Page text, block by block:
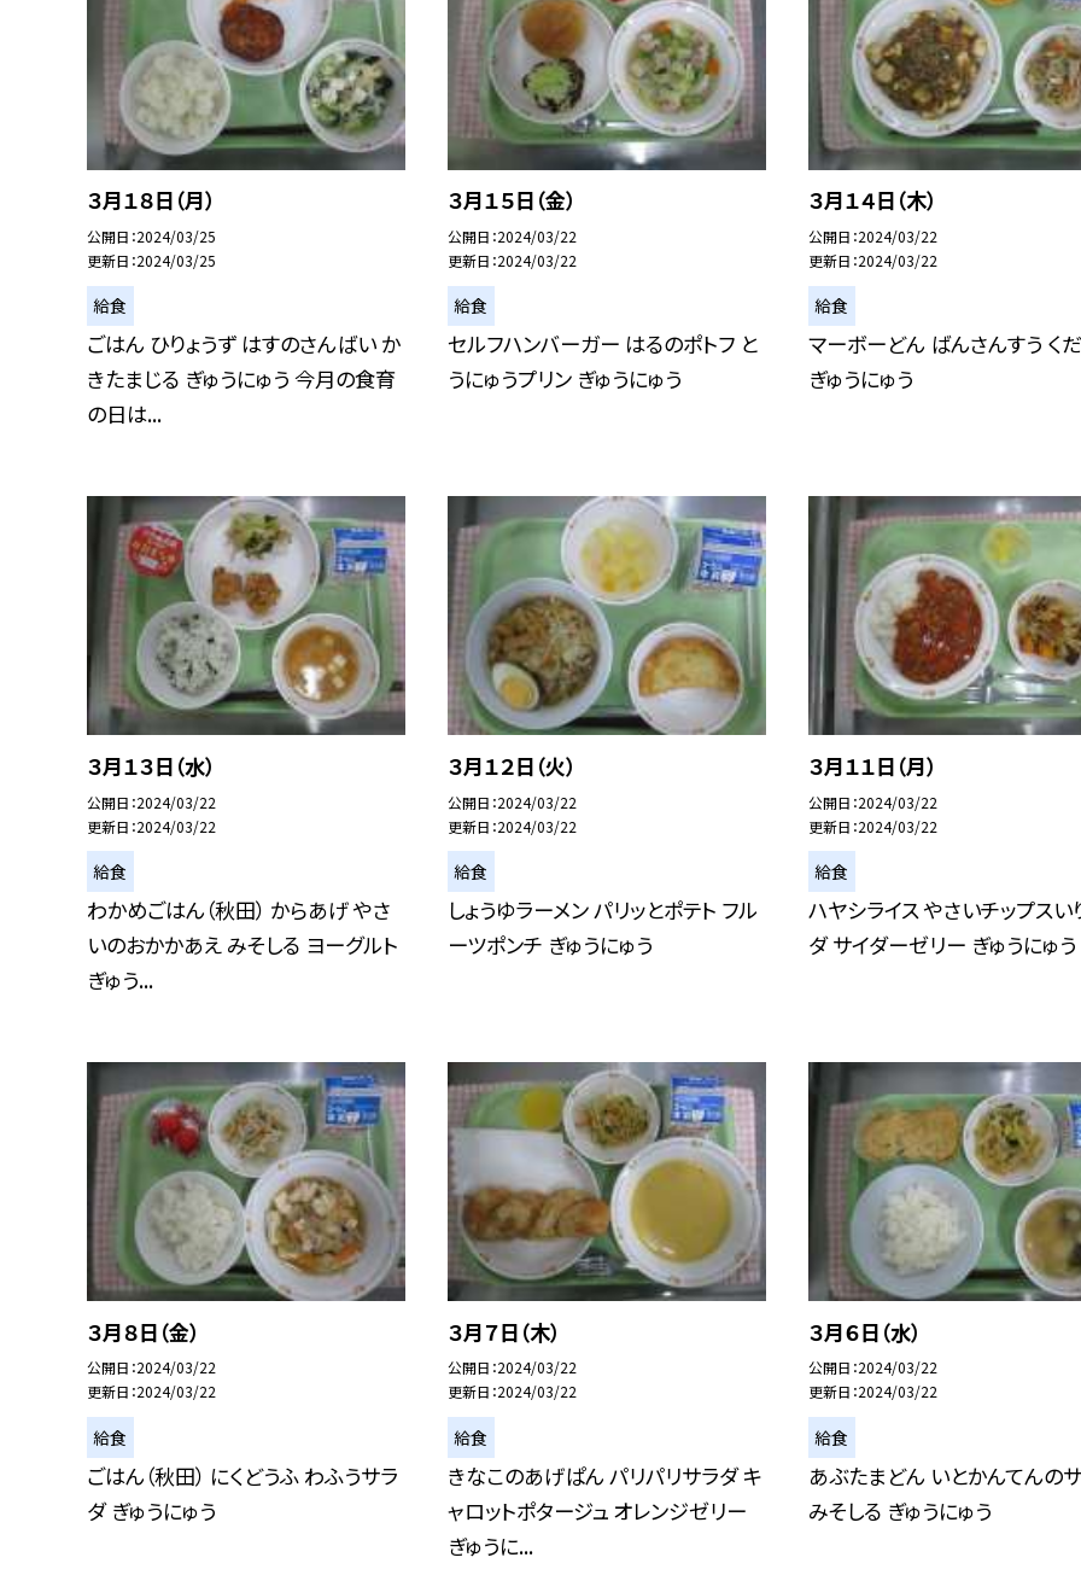
３月１８日（月）
公開日 2024/03/25
更新日 2024/03/25
給食
ごはん ひりょうず はすのさんばい か
きたまじる ぎゅうにゅう 今月の食育
の日は...
３月１５日（金）
公開日 2024/03/22
更新日 2024/03/22
給食
セルフハンバーガー はるのポトフ と
うにゅうプリン ぎゅうにゅう
３月１４日（木）
公開日 2024/03/22
更新日 2024/03/22
給食
マーボーどん ばんさんすう く
ぎゅうにゅう
３月１３日（水）
公開日 2024/03/22
更新日 2024/03/22
給食
わかめごはん（秋田） からあげ やさ
いのおかかあえ みそしる ヨーグルト
ぎゅう...
３月１２日（火）
公開日 2024/03/22
更新日 2024/03/22
給食
しょうゆラーメン パリッとポテト フル
ーツポンチ ぎゅうにゅう
３月１１日（月）
公開日 2024/03/22
更新日 2024/03/22
給食
ハヤシライス やさいチップスい
ダ サイダーゼリー ぎゅうにゅう
３月８日（金）
公開日 2024/03/22
更新日 2024/03/22
給食
ごはん（秋田） にくどうふ わふうサラ
ダ ぎゅうにゅう
３月７日（木）
公開日 2024/03/22
更新日 2024/03/22
給食
きなこのあげぱん パリパリサラダ キ
ャロットポタージュ オレンジゼリー
ぎゅうに...
３月６日（水）
公開日 2024/03/22
更新日 2024/03/22
給食
あぶたまどん いとかんてんの
みそしる ぎゅうにゅう